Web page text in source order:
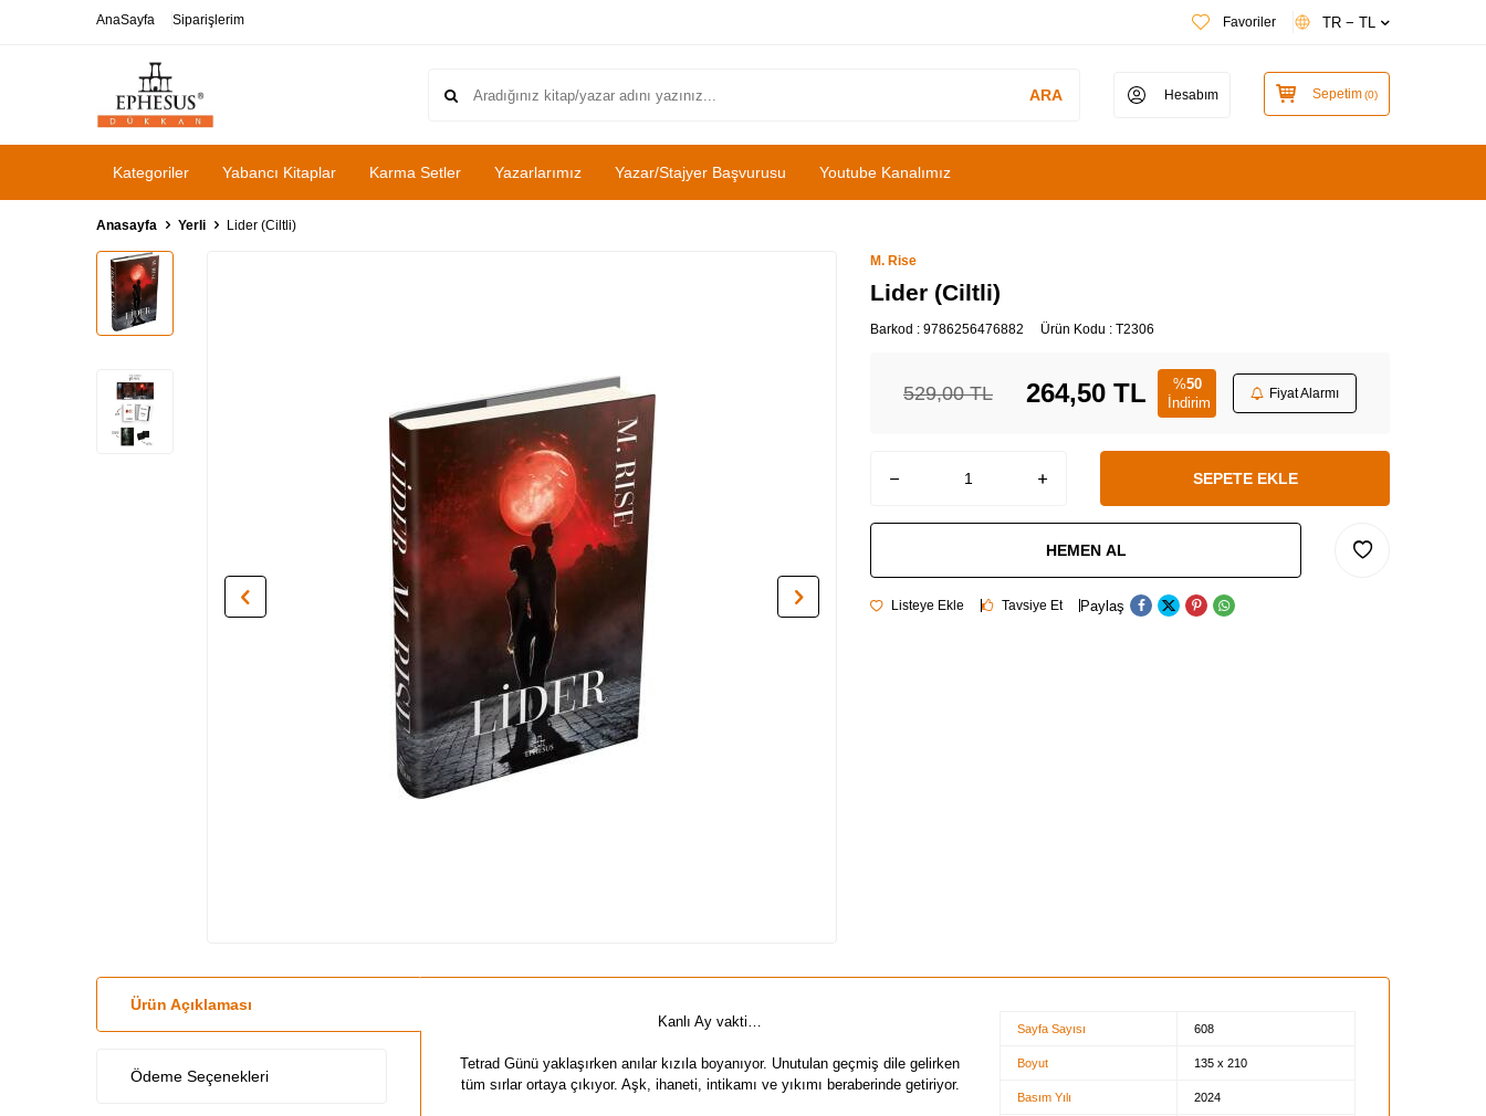
AnaSayfa Siparişlerim Favoriler TR − TL
ARA Hesabım Sepetim(0)
Kategoriler Yabancı Kitaplar Karma Setler Yazarlarımız Yazar/Stajyer Başvurusu Youtube Kanalımız
Anasayfa Yerli Lider (Ciltli)
M. Rise
Lider (Ciltli)
Barkod : 9786256476882 Ürün Kodu : T2306
529,00TL 264,50 TL %50
İndirim
Fiyat Alarmı
SEPETE EKLE
HEMEN AL
Listeye Ekle Tavsiye Et Paylaş
Ürün Açıklaması
Ödeme Seçenekleri
Kanlı Ay vakti…
Tetrad Günü yaklaşırken anılar kızıla boyanıyor. Unutulan geçmiş dile gelirken
tüm sırlar ortaya çıkıyor. Aşk, ihaneti, intikamı ve yıkımı beraberinde getiriyor.
Sayfa Sayısı 608
Boyut 135 x 210
Basım Yılı 2024